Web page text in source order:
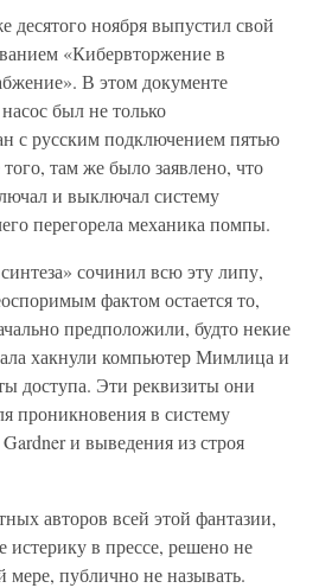
десятого ноября выпустил свой
«Кибервторжение в
В этом документе
был не только
с русским подключением пятью
там же было заявлено, что
и выключал систему
перегорела механика помпы.
сочинил всю эту липу,
фактом остается то,
предположили, будто некие
хакнули компьютер Мимлица и
доступа. Эти реквизиты они
проникновения в систему
и выведения из строя
авторов всей этой фантазии,
в прессе, решено не
мере, публично не называть.